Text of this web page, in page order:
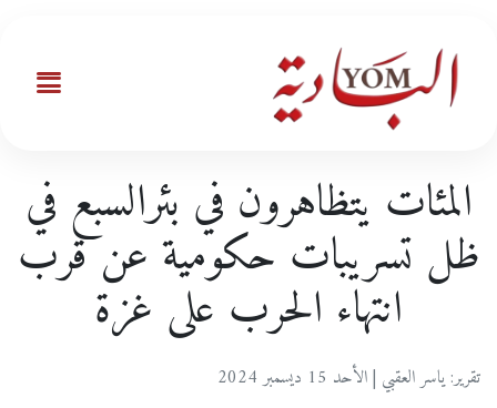
المئات يتظاهرون في بئرالسبع في
ظل تسريبات حكومية عن قرب
انتهاء الحرب على غزة
تقرير: ياسر العقبي | الأحد 15 ديسمبر 2024